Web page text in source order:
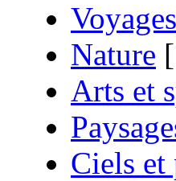
Voyages
Nature
Arts et
Ciels et